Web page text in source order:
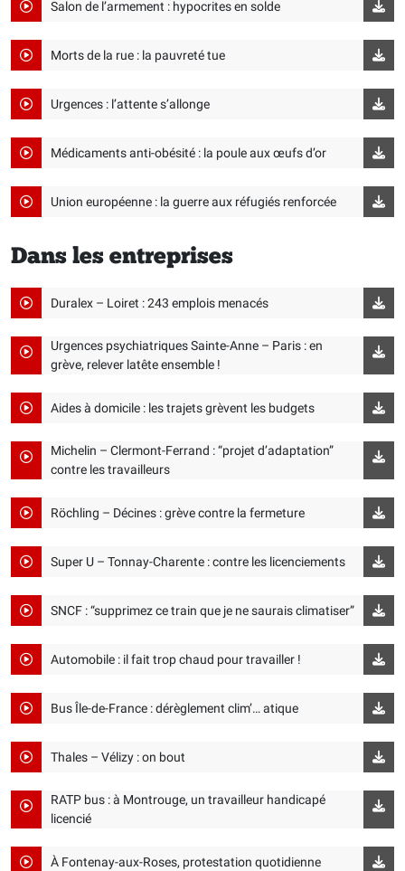
Salon de l’armement : hypocrites en solde
Morts de la rue : la pauvreté tue
Urgences : l’attente s’allonge
Médicaments anti-obésité : la poule aux œufs d’or
Union européenne : la guerre aux réfugiés renforcée
Dans les entreprises
Duralex – Loiret : 243 emplois menacés
Urgences psychiatriques Sainte-Anne – Paris : en
grève, relever latête ensemble !
Aides à domicile : les trajets grèvent les budgets
Michelin – Clermont-Ferrand : “projet d’adaptation”
contre les travailleurs
Röchling – Décines : grève contre la fermeture
Super U – Tonnay-Charente : contre les licenciements
SNCF : “supprimez ce train que je ne saurais climatiser”
Automobile : il fait trop chaud pour travailler !
Bus Île-de-France : dérèglement clim’… atique
Thales – Vélizy : on bout
RATP bus : à Montrouge, un travailleur handicapé
licencié
À Fontenay-aux-Roses, protestation quotidienne